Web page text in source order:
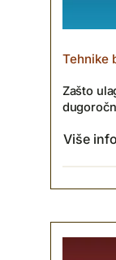
Tehnike
Zašto
Više